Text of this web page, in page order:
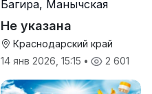
Багира, Манычская
Не указана
Краснодарский край
14 янв 2026, 15:15 • 2 601